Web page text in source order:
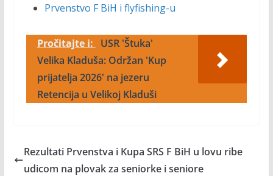
Prvenstvo F BiH i flyfishing-u
Pročitajte i:
USR 'Štuka'
Velika Kladuša: Održan 'Kup
prijatelja 2026' na jezeru
Retencija u Velikoj Kladuši
Rezultati Prvenstva i Kupa SRS F BiH u lovu ribe
udicom na plovak za seniorke i seniore